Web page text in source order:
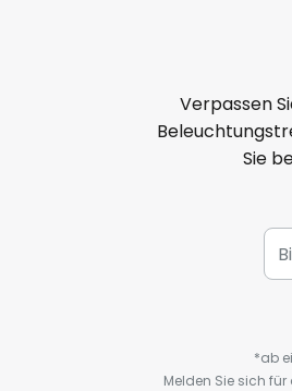
Verpassen
Sie
*ab
Melden Sie sich